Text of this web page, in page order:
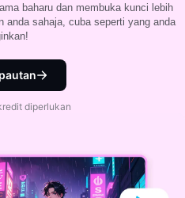
baharu dan membuka kunci lebih
anda sahaja, cuba seperti yang anda
diperlukan